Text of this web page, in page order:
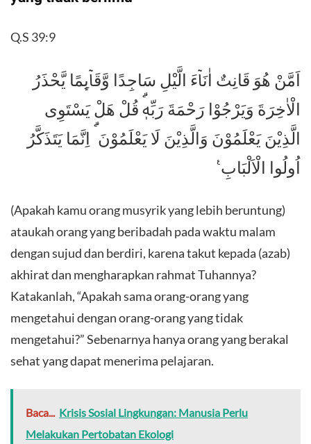
Q.S 39:9
اَمَّنْ هُوَ قَانِتٌ اٰنَاۤءَ الَّيْلِ سَاجِدًا وَّقَاۤىِٕمًا يَّحْذَرُ
الْاٰخِرَةَ وَيَرْجُوْا رَحْمَةَ رَبِّهٖۗ قُلْ هَلْ يَسْتَوِى
الَّذِيْنَ يَعْلَمُوْنَ وَالَّذِيْنَ لَا يَعْلَمُوْنَ ۗ اِنَّمَا يَتَذَكَّرُ
اُولُوا الْاَلْبَابِ ࣖ
(Apakah kamu orang musyrik yang lebih beruntung)
ataukah orang yang beribadah pada waktu malam
dengan sujud dan berdiri, karena takut kepada (azab)
akhirat dan mengharapkan rahmat Tuhannya?
Katakanlah, “Apakah sama orang-orang yang
mengetahui dengan orang-orang yang tidak
mengetahui?” Sebenarnya hanya orang yang berakal
sehat yang dapat menerima pelajaran.
Baca... Krisis Sosial Lingkungan: Manusia Perlu
Melakukan Pertobatan Ekologi